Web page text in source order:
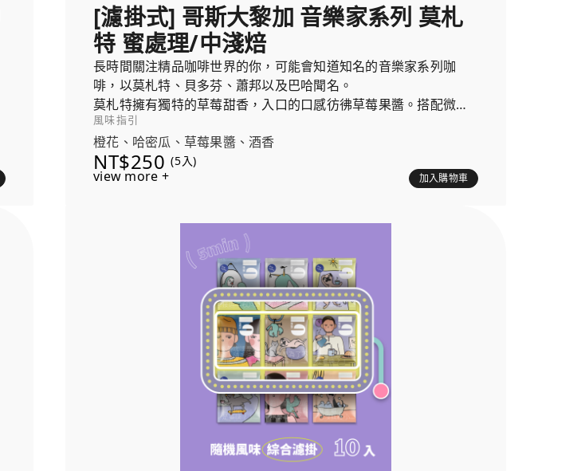
[濾掛式] 哥斯大黎加 音樂家系列 莫札
特 蜜處理/中淺焙
長時間關注精品咖啡世界的你，可能會知道知名的音樂家系列咖
啡，以莫札特、貝多芬、蕭邦以及巴哈聞名。
莫札特擁有獨特的草莓甜香，入口的口感彷彿草莓果醬。搭配微微
的發酵葡萄風味，就像清香的葡萄酒一樣。
風味指引
橙花、哈密瓜、草莓果醬、酒香
NT$250 (5入)
view more + 加入購物車